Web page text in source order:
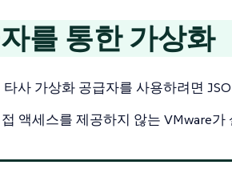
를 통한 가상화
사 가상화 공급자를 사용하려면
액세스를 제공하지 않는 VMware